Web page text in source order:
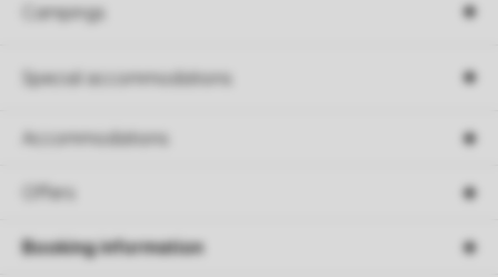
Campings
Special accommodations
Accommodations
Offers
Booking information